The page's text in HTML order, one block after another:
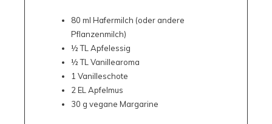
80 ml Hafermilch (oder andere
Pflanzenmilch)
½ TL Apfelessig
½ TL Vanillearoma
1 Vanilleschote
2 EL Apfelmus
30 g vegane Margarine